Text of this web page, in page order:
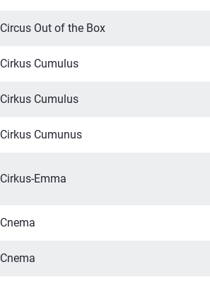
Circus Out of the Box
Cirkus Cumulus
Cirkus Cumulus
Cirkus Cumunus
Cirkus-Emma
Cnema
Cnema